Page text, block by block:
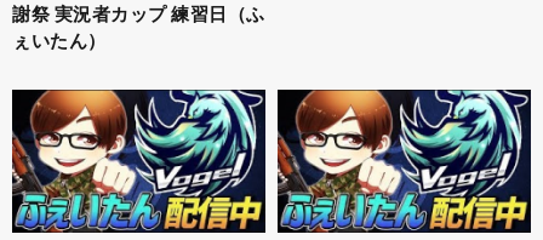
謝祭 実況者カップ 練習日（ふ
ぇいたん）